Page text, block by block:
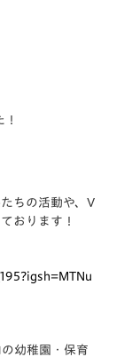
ちの活動や、V
おります！
幼稚園・ 保育